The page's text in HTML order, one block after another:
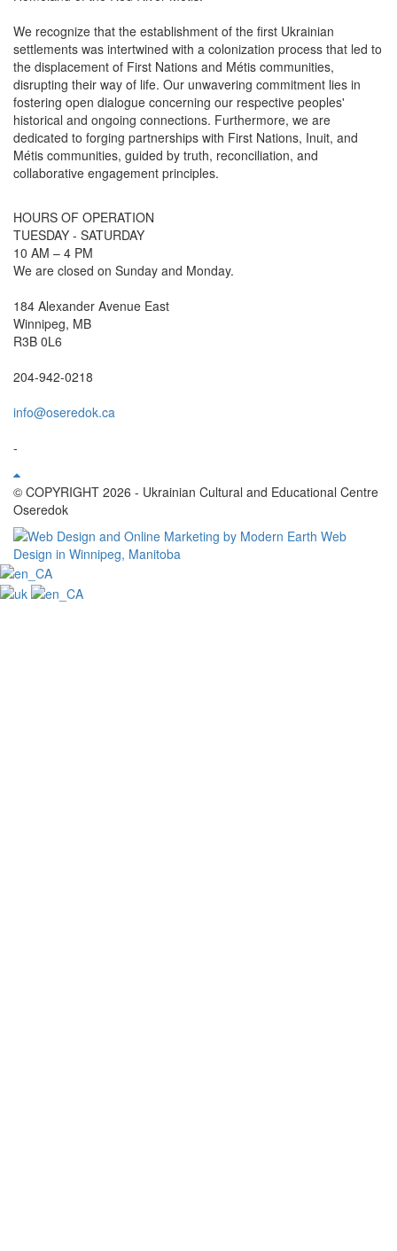
We recognize that the establishment of the first Ukrainian
settlements was intertwined with a colonization process that led to
the displacement of First Nations and Métis communities,
disrupting their way of life. Our unwavering commitment lies in
fostering open dialogue concerning our respective peoples'
historical and ongoing connections. Furthermore, we are
dedicated to forging partnerships with First Nations, Inuit, and
Métis communities, guided by truth, reconciliation, and
collaborative engagement principles.
HOURS OF OPERATION
TUESDAY - SATURDAY
10 AM – 4 PM
We are closed on Sunday and Monday.
184 Alexander Avenue East
Winnipeg, MB
R3B 0L6
204-942-0218
info@oseredok.ca
-
© COPYRIGHT 2026 - Ukrainian Cultural and Educational Centre
Oseredok